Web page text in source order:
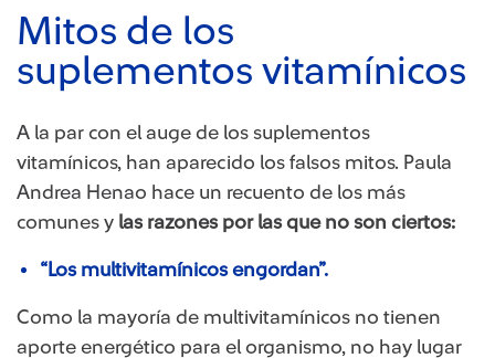
Mitos de los
suplementos vitamínicos
A la par con el auge de los suplementos
vitamínicos, han aparecido los falsos mitos. Paula
Andrea Henao hace un recuento de los más
comunes y las razones por las que no son ciertos:
“Los multivitamínicos engordan”.
Como la mayoría de multivitamínicos no tienen
aporte energético para el organismo, no hay lugar